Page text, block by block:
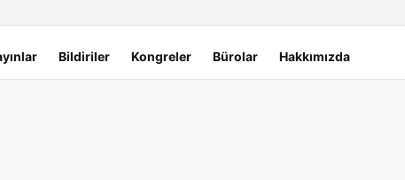
Bildiriler Kongreler Bürolar Hakkımızda